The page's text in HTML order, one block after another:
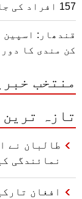
157 افراد کی جانیں گئیں
قندھار:
کن مندی کا دور
منتخب
تازہ
طالبان نے
نمائندگی
افغان